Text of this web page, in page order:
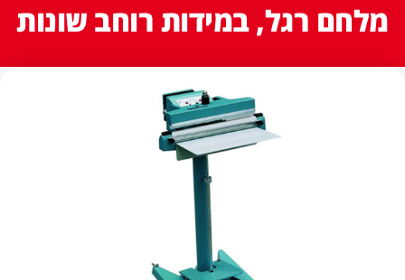
מלחם רגל, במידות רוחב שונות